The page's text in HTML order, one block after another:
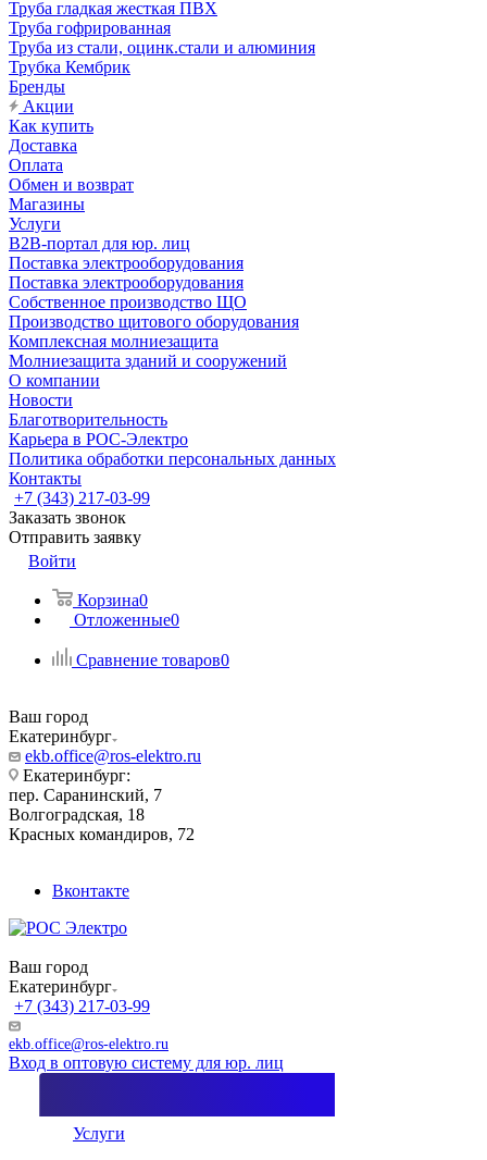
Труба гладкая жесткая ПВХ
Труба гофрированная
Труба из стали, оцинк.стали и алюминия
Трубка Кембрик
Бренды
Акции
Как купить
Доставка
Оплата
Обмен и возврат
Магазины
Услуги
B2B-портал для юр. лиц
Поставка электрооборудования
Поставка электрооборудования
Собственное производство ЩО
Производство щитового оборудования
Комплексная молниезащита
Молниезащита зданий и сооружений
О компании
Новости
Благотворительность
Карьера в РОС-Электро
Политика обработки персональных данных
Контакты
+7 (343) 217-03-99
Заказать звонок
Отправить заявку
Войти
Корзина0
Отложенные0
Сравнение товаров0
Ваш город
Екатеринбург
ekb.office@ros-elektro.ru
Екатеринбург:
пер. Саранинский, 7
Волгоградская, 18
Красных командиров, 72
Вконтакте
Ваш город
Екатеринбург
+7 (343) 217-03-99
ekb.office@ros-elektro.ru
Вход в оптовую систему для юр. лиц
Услуги